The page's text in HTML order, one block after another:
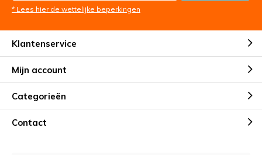
* Lees hier de wettelijke beperkingen
Klantenservice
Mijn account
Categorieën
Contact